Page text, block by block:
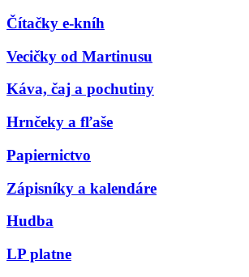
Čítačky e-kníh
Vecičky od Martinusu
Káva, čaj a pochutiny
Hrnčeky a fľaše
Papiernictvo
Zápisníky a kalendáre
Hudba
LP platne